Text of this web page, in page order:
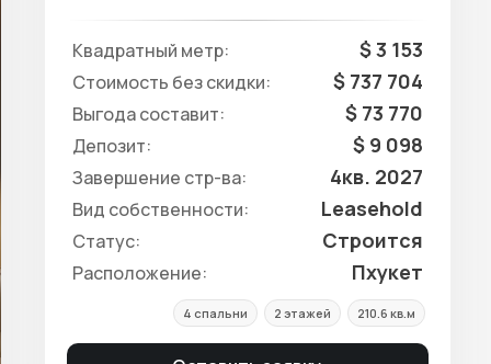
Квадратный метр: $ 3 153
Стоимость без скидки: $ 737 704
Выгода составит: $ 73 770
Депозит: $ 9 098
Завершение стр-ва: 4кв. 2027
Вид собственности: Leasehold
Статус: Строится
Расположение: Пхукет
4 спальни 2 этажей 210.6 кв.м